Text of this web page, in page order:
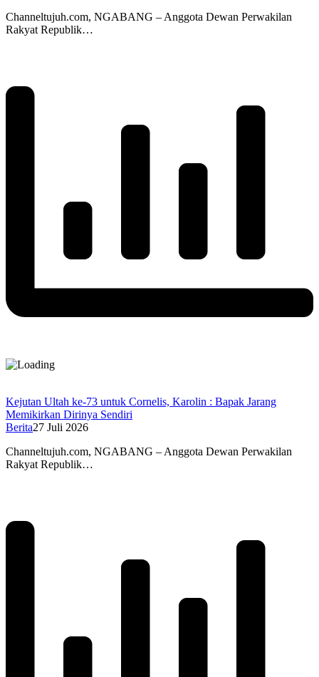
Channeltujuh.com, NGABANG – Anggota Dewan Perwakilan
Rakyat Republik…
Kejutan Ultah ke-73 untuk Cornelis, Karolin : Bapak Jarang
Memikirkan Dirinya Sendiri
Berita27 Juli 2026
Channeltujuh.com, NGABANG – Anggota Dewan Perwakilan
Rakyat Republik…